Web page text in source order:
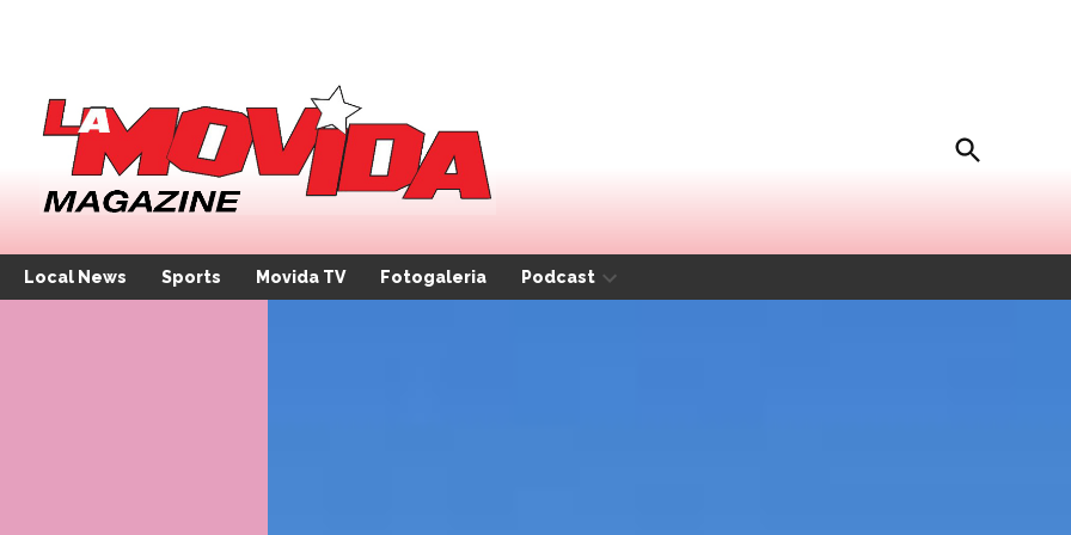
Open
Search
Local News Sports Movida TV Fotogaleria Podcast
Open